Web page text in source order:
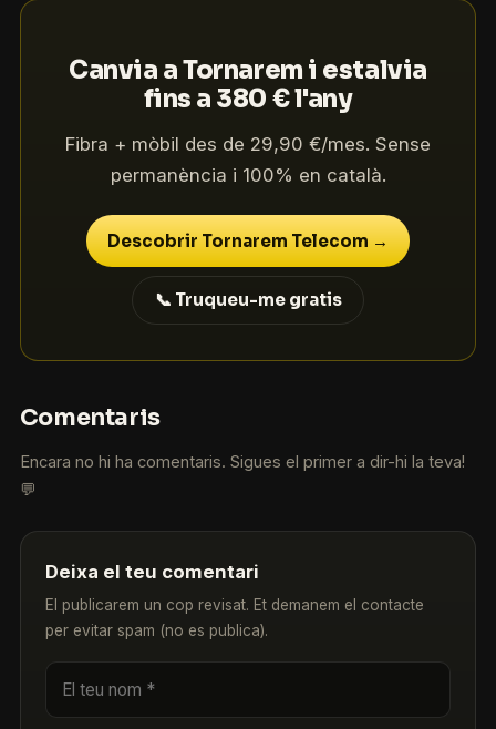
Canvia a Tornarem i estalvia
fins a 380 € l'any
Fibra + mòbil des de 29,90 €/mes. Sense
permanència i 100% en català.
Descobrir Tornarem Telecom →
📞 Truqueu-me gratis
Comentaris
Encara no hi ha comentaris. Sigues el primer a dir-hi la teva!
💬
Deixa el teu comentari
El publicarem un cop revisat. Et demanem el contacte
per evitar spam (no es publica).